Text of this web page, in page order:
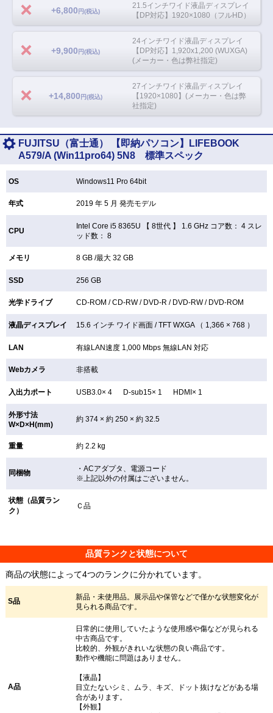
+6,800 円(税込)
21.5インチワイド液晶ディスプレイ
【DP対応】1920×1080（フルHD）
+9,900 円(税込)
24インチワイド液晶ディスプレイ
【DP対応】1,920x1,200 (WUXGA)
(メーカー・色は弊社指定)
+14,800 円(税込)
27インチワイド液晶ディスプレイ
【1920×1080】(メーカー・色は弊
社指定)
FUJITSU（富士通） 【即納パソコン】LIFEBOOK
A579/A (Win11pro64) 5N8 標準スペック
OS Windows11 Pro 64bit
年式 2019 年 5 月 発売モデル
CPU
Intel Core i5 8365U 【8世代 】 1.6 GHz コア数： 4 スレ
ッド数： 8
メモリ 8 GB /最大 32 GB
SSD 256 GB
光学ドライブ CD-ROM /CD-RW / DVD-R / DVD-RW / DVD-ROM
液晶ディスプレイ 15.6 インチ ワイド画面 /TFTWXGA （ 1,366 × 768 ）
LAN 有線LAN速度 1,000 Mbps 無線LAN対応
Webカメラ 非搭載
入出力ポート USB3.0× 4 D-sub15× 1 HDMI× 1
外形寸法
W×D×H(mm)
約 374 × 約 250 × 約 32.5
重量 約 2.2 kg
同梱物
・ACアダプタ、電源コード
※上記以外の付属はございません。
状態（品質ラン
ク）
Ｃ品
品質ランクと状態について
商品の状態によって4つのランクに分かれています。
S品
新品・未使用品。展示品や保管などで僅かな状態変化が
見られる商品です。
A品
日常的に使用していたような使用感や傷などが見られる
中古商品です。
比較的、外観がきれいな状態の良い商品です。
動作や機能に問題はありません。
【液晶】
目立たないシミ、ムラ、キズ、ドット抜けなどがある場
合があります。
【外観】